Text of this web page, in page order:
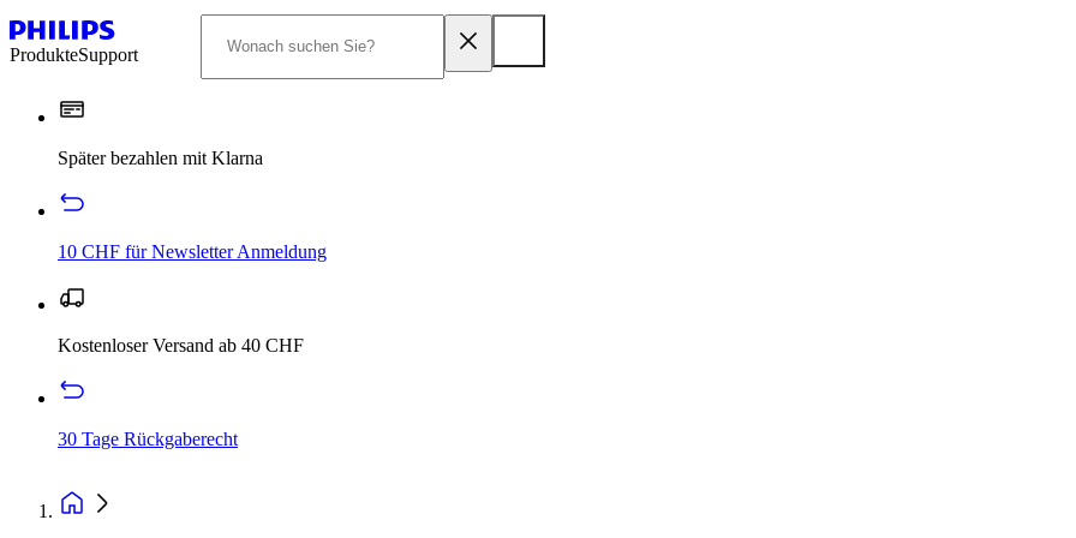
ProdukteSupport
Später bezahlen mit Klarna
10 CHF für Newsletter Anmeldung
Kostenloser Versand ab 40 CHF
30 Tage Rückgaberecht